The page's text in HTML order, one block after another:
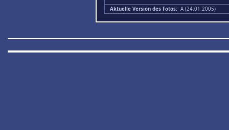
Aktuelle Version des Fotos: A (24.01.2005)